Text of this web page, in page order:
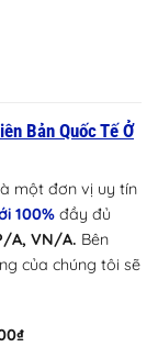
Bản Quốc Tế Ở
một đơn vị uy tín
100% đầy đủ
A, VN/A. Bên
của chúng tôi sẽ